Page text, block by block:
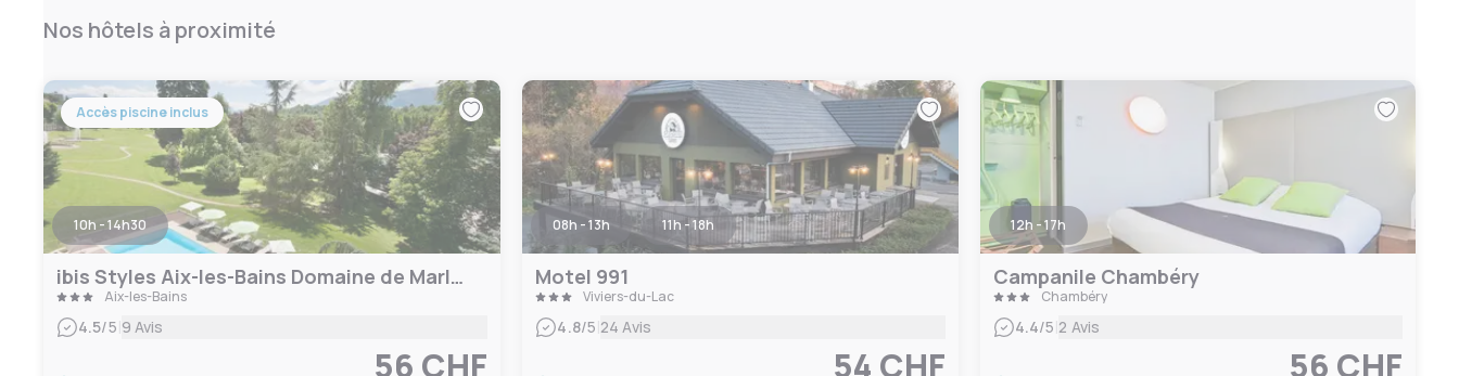
Nos hôtels à proximité
Accès piscine inclus
10h - 14h30
ibis Styles Aix-les-Bains Domaine de Marlioz
Aix-les-Bains
4.5/5 9 Avis
56 CHF
08h - 13h 11h - 18h
Motel 991
Viviers-du-Lac
4.8/5 24 Avis
54 CHF
12h - 17h
Campanile Chambéry
Chambéry
4.4/5 2 Avis
56 CHF